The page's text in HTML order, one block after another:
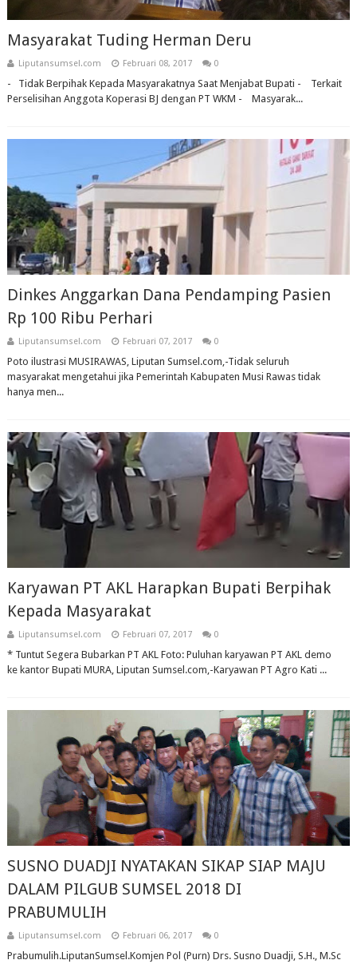
Masyarakat Tuding Herman Deru
Liputansumsel.com Februari 08, 2017 0
- Tidak Berpihak Kepada Masyarakatnya Saat Menjabat Bupati - Terkait
Perselisihan Anggota Koperasi BJ dengan PT WKM - Masyarak...
Dinkes Anggarkan Dana Pendamping Pasien
Rp 100 Ribu Perhari
Liputansumsel.com Februari 07, 2017 0
Poto ilustrasi MUSIRAWAS, Liputan Sumsel.com,-Tidak seluruh
masyarakat mengetahui jika Pemerintah Kabupaten Musi Rawas tidak
hanya men...
Karyawan PT AKL Harapkan Bupati Berpihak
Kepada Masyarakat
Liputansumsel.com Februari 07, 2017 0
* Tuntut Segera Bubarkan PT AKL Foto: Puluhan karyawan PT AKL demo
ke kantor Bupati MURA, Liputan Sumsel.com,-Karyawan PT Agro Kati ...
SUSNO DUADJI NYATAKAN SIKAP SIAP MAJU
DALAM PILGUB SUMSEL 2018 DI
PRABUMULIH
Liputansumsel.com Februari 06, 2017 0
Prabumulih.LiputanSumsel.Komjen Pol (Purn) Drs. Susno Duadji, S.H., M.Sc